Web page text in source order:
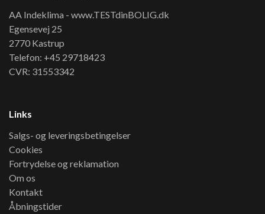
AA Indeklima - www.TESTdinBOLIG.dk
Egensevej 25
2770 Kastrup
Telefon: +45 29718423
CVR: 31553342
Links
Salgs- og leveringsbetingelser
Cookies
Fortrydelse og reklamation
Om os
Kontakt
Åbningstider